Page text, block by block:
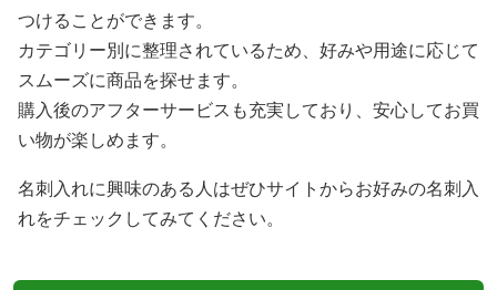
つけることができます。
カテゴリー別に整理されているため、好みや用途に応じて
スムーズに商品を探せます。
購入後のアフターサービスも充実しており、安心してお買
い物が楽しめます。
名刺入れに興味のある人はぜひサイトからお好みの名刺入
れをチェックしてみてください。